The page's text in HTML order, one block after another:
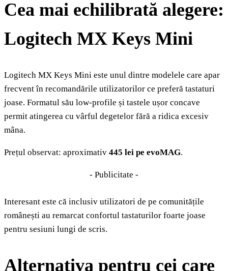
Cea mai echilibrată alegere:
Logitech MX Keys Mini
Logitech MX Keys Mini este unul dintre modelele care apar
frecvent în recomandările utilizatorilor ce preferă tastaturi
joase. Formatul său low-profile și tastele ușor concave
permit atingerea cu vârful degetelor fără a ridica excesiv
mâna.
Prețul observat: aproximativ 445 lei pe evoMAG.
- Publicitate -
Interesant este că inclusiv utilizatori de pe comunitățile
românești au remarcat confortul tastaturilor foarte joase
pentru sesiuni lungi de scris.
Alternativa pentru cei care